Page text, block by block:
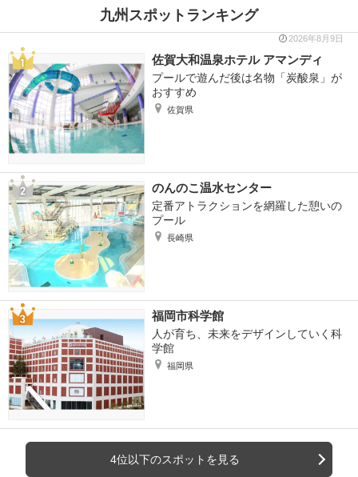
九州スポットランキング
2026年8月9日
佐賀大和温泉ホテル アマンディ
プールで遊んだ後は名物「炭酸泉」が
おすすめ
佐賀県
のんのこ温水センター
定番アトラクションを網羅した憩いの
プール
長崎県
福岡市科学館
人が育ち、未来をデザインしていく科
学館
福岡県
4位以下のスポットを見る